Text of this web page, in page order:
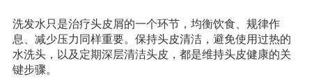
洗发水只是治疗头皮屑的一个环节，均衡饮食、规律作
息、减少压力同样重要。保持头皮清洁，避免使用过热的
水洗头，以及定期深层清洁头皮，都是维持头皮健康的关
键步骤。